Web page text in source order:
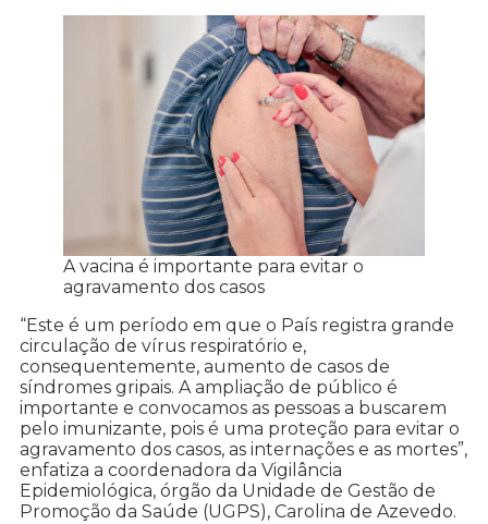
A vacina é importante para evitar o
agravamento dos casos
“Este é um período em que o País registra grande
circulação de vírus respiratório e,
consequentemente, aumento de casos de
síndromes gripais. A ampliação de público é
importante e convocamos as pessoas a buscarem
pelo imunizante, pois é uma proteção para evitar o
agravamento dos casos, as internações e as mortes”,
enfatiza a coordenadora da Vigilância
Epidemiológica, órgão da Unidade de Gestão de
Promoção da Saúde (UGPS), Carolina de Azevedo.